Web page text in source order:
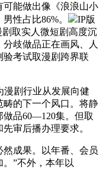
能做出像《浪浪山小
性占比86%。
IP版
取实人微短剧高度沉
歧做品正在画风、人
考试取漫剧跨界联
剧行业从发展向健
畴的下一个风口。将静
做品60—120集。但取
审后播办理要求。
成果。以年番、会员
”不外，本年以